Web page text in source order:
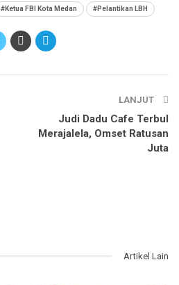
#Ketua FBI Kota Medan #Pelantikan LBH
LANJUT
Judi Dadu Cafe Terbul
Merajalela, Omset Ratusan
Juta
Artikel Lain